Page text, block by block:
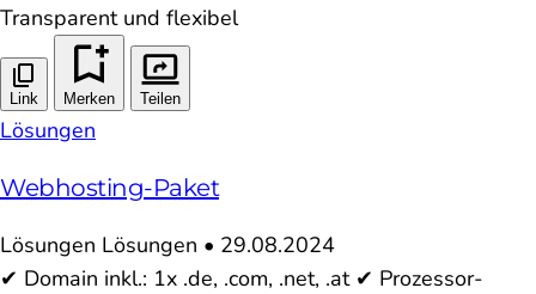
Transparent und flexibel
Link Merken Teilen
Lösungen
Webhosting-Paket
Lösungen Lösungen • 29.08.2024
✔ Domain inkl.: 1x .de, .com, .net, .at ✔ Prozessor-